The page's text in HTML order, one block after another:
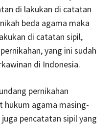
di lakukan di catatan
beda agama maka
di catatan sipil,
yang ini sudah
di Indonesia.
pernikahan
hukum agama masing-
pencatatan sipil yang